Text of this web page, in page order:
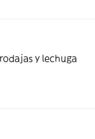
y lechuga